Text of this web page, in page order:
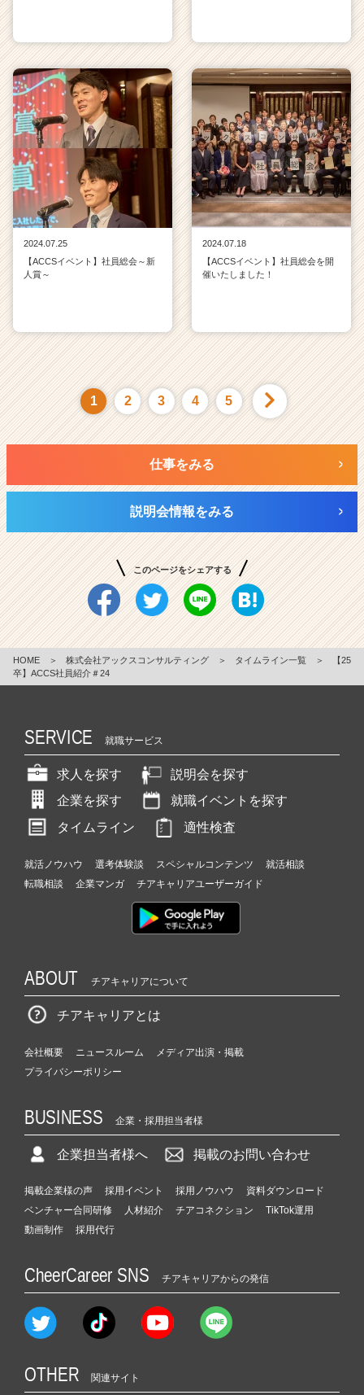
2024.07.25
【ACCSイベント】社員総会～新
人賞～
2024.07.18
【ACCSイベント】社員総会を開
催いたしました！
1 2 3 4 5
仕事をみる
説明会情報をみる
このページをシェアする
HOME ＞ 株式会社アックスコンサルティング ＞ タイムライン一覧 ＞
【25
卒】ACCS社員紹介＃24
SERVICE 就職サービス
求人を探す
説明会を探す
企業を探す
就職イベントを探す
タイムライン
適性検査
就活ノウハウ 選考体験談 スペシャルコンテンツ
就活相談
転職相談
企業マンガ チアキャリアユーザーガイド
ABOUT チアキャリアについて
チアキャリアとは
会社概要 ニュースルーム
メディア出演・掲載
プライバシーポリシー
BUSINESS 企業・採用担当者様
企業担当者様へ 掲載のお問い合わせ
掲載企業様の声 採用イベント 採用ノウハウ
資料ダウンロード
ベンチャー合同研修
人材紹介 チアコネクション
TikTok運用
動画制作
採用代行
CheerCareer SNS チアキャリアからの発信
OTHER 関連サイト